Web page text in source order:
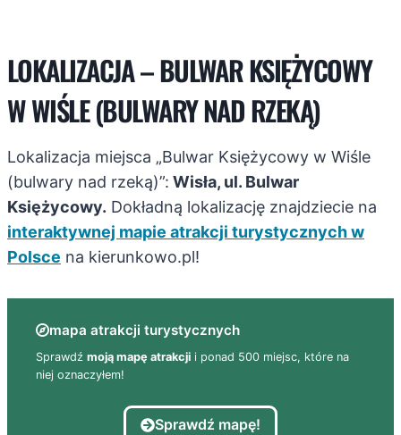
LOKALIZACJA – BULWAR KSIĘŻYCOWY
W WIŚLE (BULWARY NAD RZEKĄ)
Lokalizacja miejsca „Bulwar Księżycowy w Wiśle
(bulwary nad rzeką)”: Wisła, ul. Bulwar
Księżycowy. Dokładną lokalizację znajdziecie na
interaktywnej mapie atrakcji turystycznych w
Polsce na kierunkowo.pl!
mapa atrakcji turystycznych
Sprawdź moją mapę atrakcji i ponad 500 miejsc, które na
niej oznaczyłem!
Sprawdź mapę!